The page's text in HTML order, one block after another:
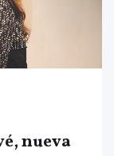
nueva